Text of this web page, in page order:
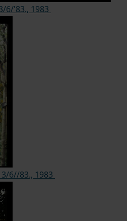
6/'83., 1983
6//83., 1983